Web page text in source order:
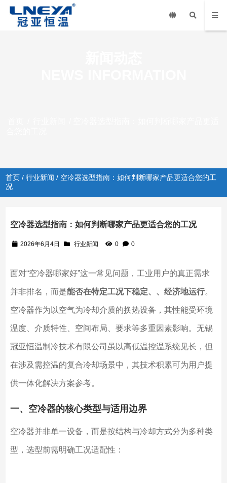
首页 /行业新闻 / 空冷器选型指南：如何判断哪家产品更适合您的工
况
空冷器选型指南：如何判断哪家产品更适合您的工况
2026年6月4日 行业新闻 0 0
面对“空冷器哪家好”这一常见问题，工业用户的真正需求
并非排名，而是能否在特定工况下稳定、、经济地运行。
空冷器作为以空气为冷却介质的换热设备，其性能受环境
温度、介质特性、空间布局、要求等多重因素影响。无锡
冠亚恒温制冷技术有限公司虽以高低温控温系统见长，但
在涉及需控温的复合冷却场景中，其技术积累可为用户提
供一体化解决方案参考。
一、空冷器的核心类型与适用边界
空冷器并非单一设备，而是按结构与冷却方式分为多种类
型，选型前需明确工况适配性：